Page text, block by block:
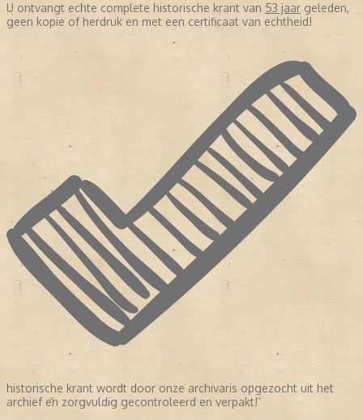
U ontvangt echte complete historische krant van 53 jaar geleden,
geen kopie of herdruk en met een certificaat van echtheid!
historische krant wordt door onze archivaris opgezocht uit het
archief en zorgvuldig gecontroleerd en verpakt!